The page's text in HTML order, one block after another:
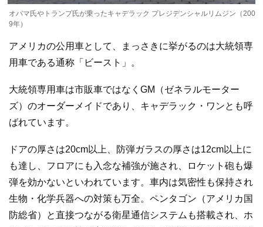
オバマ氏やトランプ氏が乗ったキャデラック プレジデンシャルリムジン（200
9年）
アメリカの公用車として、まっさきに挙がるのは大統領専
用車である通称「ビースト」。
大統領専用車は市販車ではなくGM（ゼネラルモーター
ズ）のオーダーメイドであり、キャデラック・ワンとも呼
ばれています。
ドアの厚さは20cm以上、防弾ガラスの厚さは12cm以上に
も達し、フロアにも入念な補強が施され、ロケット砲も爆
弾を効かないといわれています。車内は気密性も保持され
生物・化学兵器への対策も万全。ペンタゴン（アメリカ国
防総省）と直接つながる衛星通信システムも搭載され、ホ